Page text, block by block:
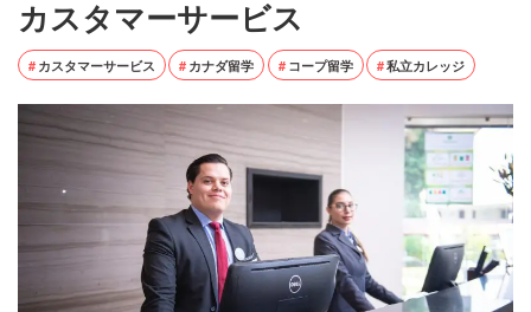
カスタマーサービス
カスタマーサービス カナダ留学 コープ留学 私立カレッジ